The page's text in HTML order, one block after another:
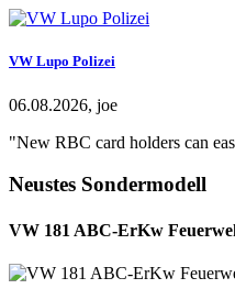
VW Lupo Polizei
06.08.2026, joe
"New RBC card holders can
Neustes Sondermodell
VW 181 ABC-ErKw